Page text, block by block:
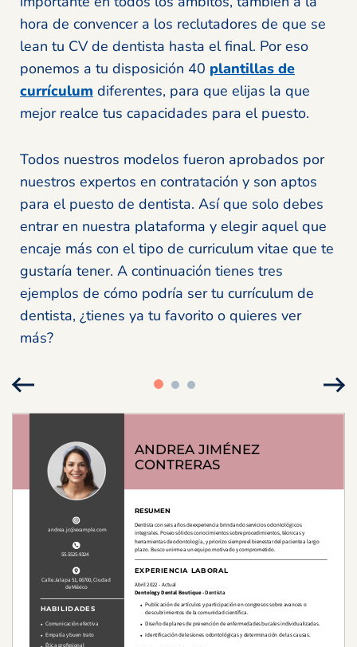
hora de convencer a los reclutadores de que se
lean tu CV de dentista hasta el final. Por eso
ponemos a tu disposición 40 plantillas de
currículum diferentes, para que elijas la que
mejor realce tus capacidades para el puesto.
Todos nuestros modelos fueron aprobados por
nuestros expertos en contratación y son aptos
para el puesto de dentista. Así que solo debes
entrar en nuestra plataforma y elegir aquel que
encaje más con el tipo de curriculum vitae que te
gustaría tener. A continuación tienes tres
ejemplos de cómo podría ser tu currículum de
dentista, ¿tienes ya tu favorito o quieres ver
más?